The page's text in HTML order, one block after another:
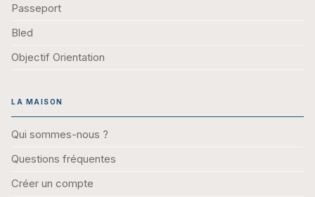
Passeport
Bled
Objectif Orientation
LA MAISON
Qui sommes-nous ?
Questions fréquentes
Créer un compte